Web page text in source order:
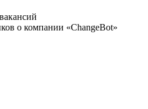
о компании «ChangeBot»